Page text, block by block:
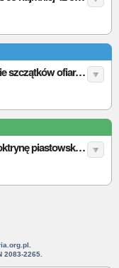
Puźniki: rozpoczęto podejmowanie szczątków ofiar. Trwa dokumentacja i identyfikacja genetyczna
Tusk w Gnieźnie ogłasza nową doktrynę piastowską. Silne armia, gospodarka i pozycja polityczna
2083-2265.